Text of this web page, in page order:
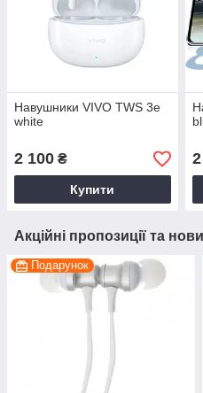
Навушники VIVO TWS 3e
white
2 100 ₴
Купити
Акційні пропозиції та
Подарунок